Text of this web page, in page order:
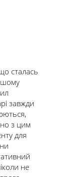
сталась
завжди
з цим
для
не